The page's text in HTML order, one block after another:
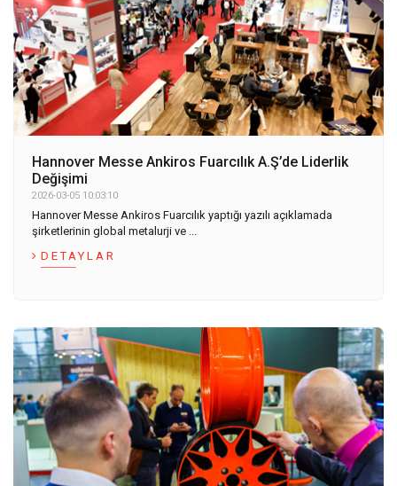
Hannover Messe Ankiros Fuarcılık A.Ş’de Liderlik
Değişimi
2026-03-05 10:03:10
Hannover Messe Ankiros Fuarcılık yaptığı yazılı açıklamada
şirketlerinin global metalurji ve ...
DETAYLAR